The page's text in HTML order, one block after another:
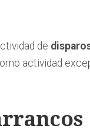
de
actividad